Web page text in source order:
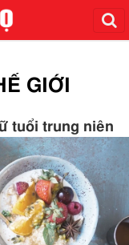
GIỚI
tuổi trung niên